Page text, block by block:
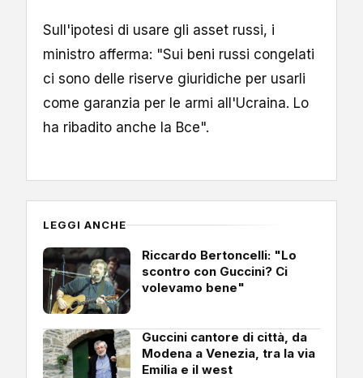
Sull'ipotesi di usare gli asset russi, i
ministro afferma: "Sui beni russi congelati
ci sono delle riserve giuridiche per usarli
come garanzia per le armi all'Ucraina. Lo
ha ribadito anche la Bce".
LEGGI ANCHE
Riccardo Bertoncelli: "Lo
scontro con Guccini? Ci
volevamo bene"
Guccini cantore di città, da
Modena a Venezia, tra la via
Emilia e il west